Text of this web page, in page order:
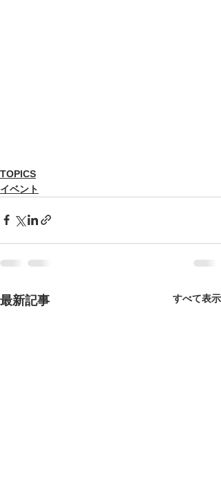
TOPICS
イベント
最新記事 すべて表示